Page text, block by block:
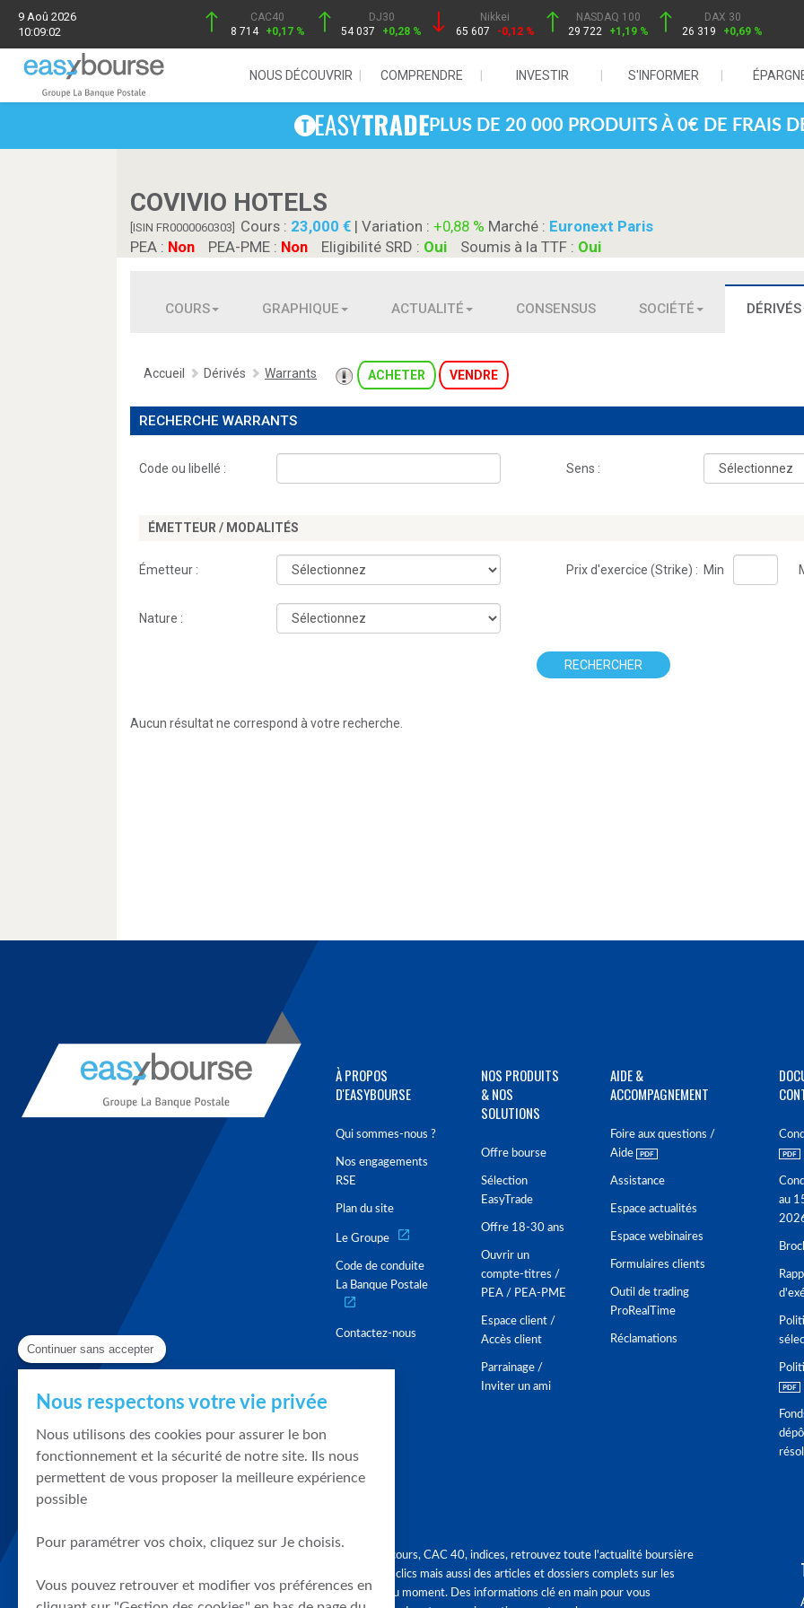
9 Aoû 2026
10:09:02
CAC40
8 714 +0,17 %
DJ30
54 037
+0,28 %
Nikkei
65 607
-0,12 %
NASDAQ 100
29 722
+1,19 %
DAX 30
26 319
+0,69 %
NOUS DÉCOUVRIR COMPRENDRE INVESTIR S'INFORMER
PLUS DE 20 000 PRODUITS À 0€ DE FRAIS
COVIVIO HOTELS
[ISIN FR0000060303] Cours : 23,000 | Variation : +0,88 % Marché : Euronext Paris
PEA : Non PEA-PME : Non Eligibilité SRD : Oui Soumis à la TTF : Oui
COURS GRAPHIQUE ACTUALITÉ CONSENSUS SOCIÉTÉ DÉRIVÉS
Accueil Dérivés Warrants ACHETER VENDRE
RECHERCHE WARRANTS
Code ou libellé : Sens :
ÉMETTEUR / MODALITÉS
Émetteur : Prix d'exercice (Strike) : Min
Nature :
RECHERCHER
Aucun résultat ne correspond à votre recherche.
À PROPOS
D'EASYBOURSE
Qui sommes-nous ?
Nos engagements
RSE
Plan du site
Le Groupe
Code de conduite
La Banque Postale
Contactez-nous
NOS PRODUITS
& NOS
SOLUTIONS
Offre bourse
Sélection
EasyTrade
Offre 18-30 ans
Ouvrir un
compte-titres /
PEA / PEA-PME
Espace client /
Accès client
Parrainage /
Inviter un ami
AIDE &
ACCOMPAGNEMENT
Foire aux questions /
Aide
Assistance
Espace actualités
Espace webinaires
Formulaires clients
Outil de trading
ProRealTime
Réclamations
au
Graphique, cours, CAC 40, indices, retrouvez toute l'actualité boursière
en quelques clics mais aussi des articles et dossiers complets sur les
tendances du moment. Des informations clé en main pour vous
Continuer sans accepter
Nous respectons votre vie privée
Nous utilisons des cookies pour assurer le bon
fonctionnement et la sécurité de notre site. Ils nous
permettent de vous proposer la meilleure expérience
possible
Pour paramétrer vos choix, cliquez sur Je choisis.
Vous pouvez retrouver et modifier vos préférences en